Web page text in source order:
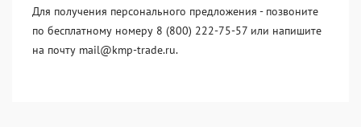
Для получения персонального предложения - позвоните
по бесплатному номеру 8 (800) 222-75-57 или напишите
на почту mail@kmp-trade.ru.